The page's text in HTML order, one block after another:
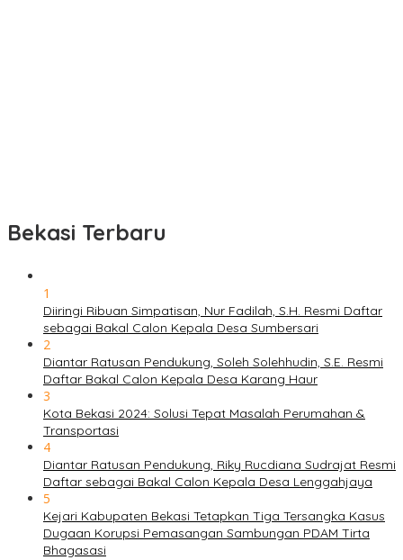
Bekasi Terbaru
1
Diiringi Ribuan Simpatisan, Nur Fadilah, S.H. Resmi Daftar
sebagai Bakal Calon Kepala Desa Sumbersari
2
Diantar Ratusan Pendukung, Soleh Solehhudin, S.E. Resmi
Daftar Bakal Calon Kepala Desa Karang Haur
3
Kota Bekasi 2024: Solusi Tepat Masalah Perumahan &
Transportasi
4
Diantar Ratusan Pendukung, Riky Rucdiana Sudrajat Resmi
Daftar sebagai Bakal Calon Kepala Desa Lenggahjaya
5
Kejari Kabupaten Bekasi Tetapkan Tiga Tersangka Kasus
Dugaan Korupsi Pemasangan Sambungan PDAM Tirta
Bhagasasi